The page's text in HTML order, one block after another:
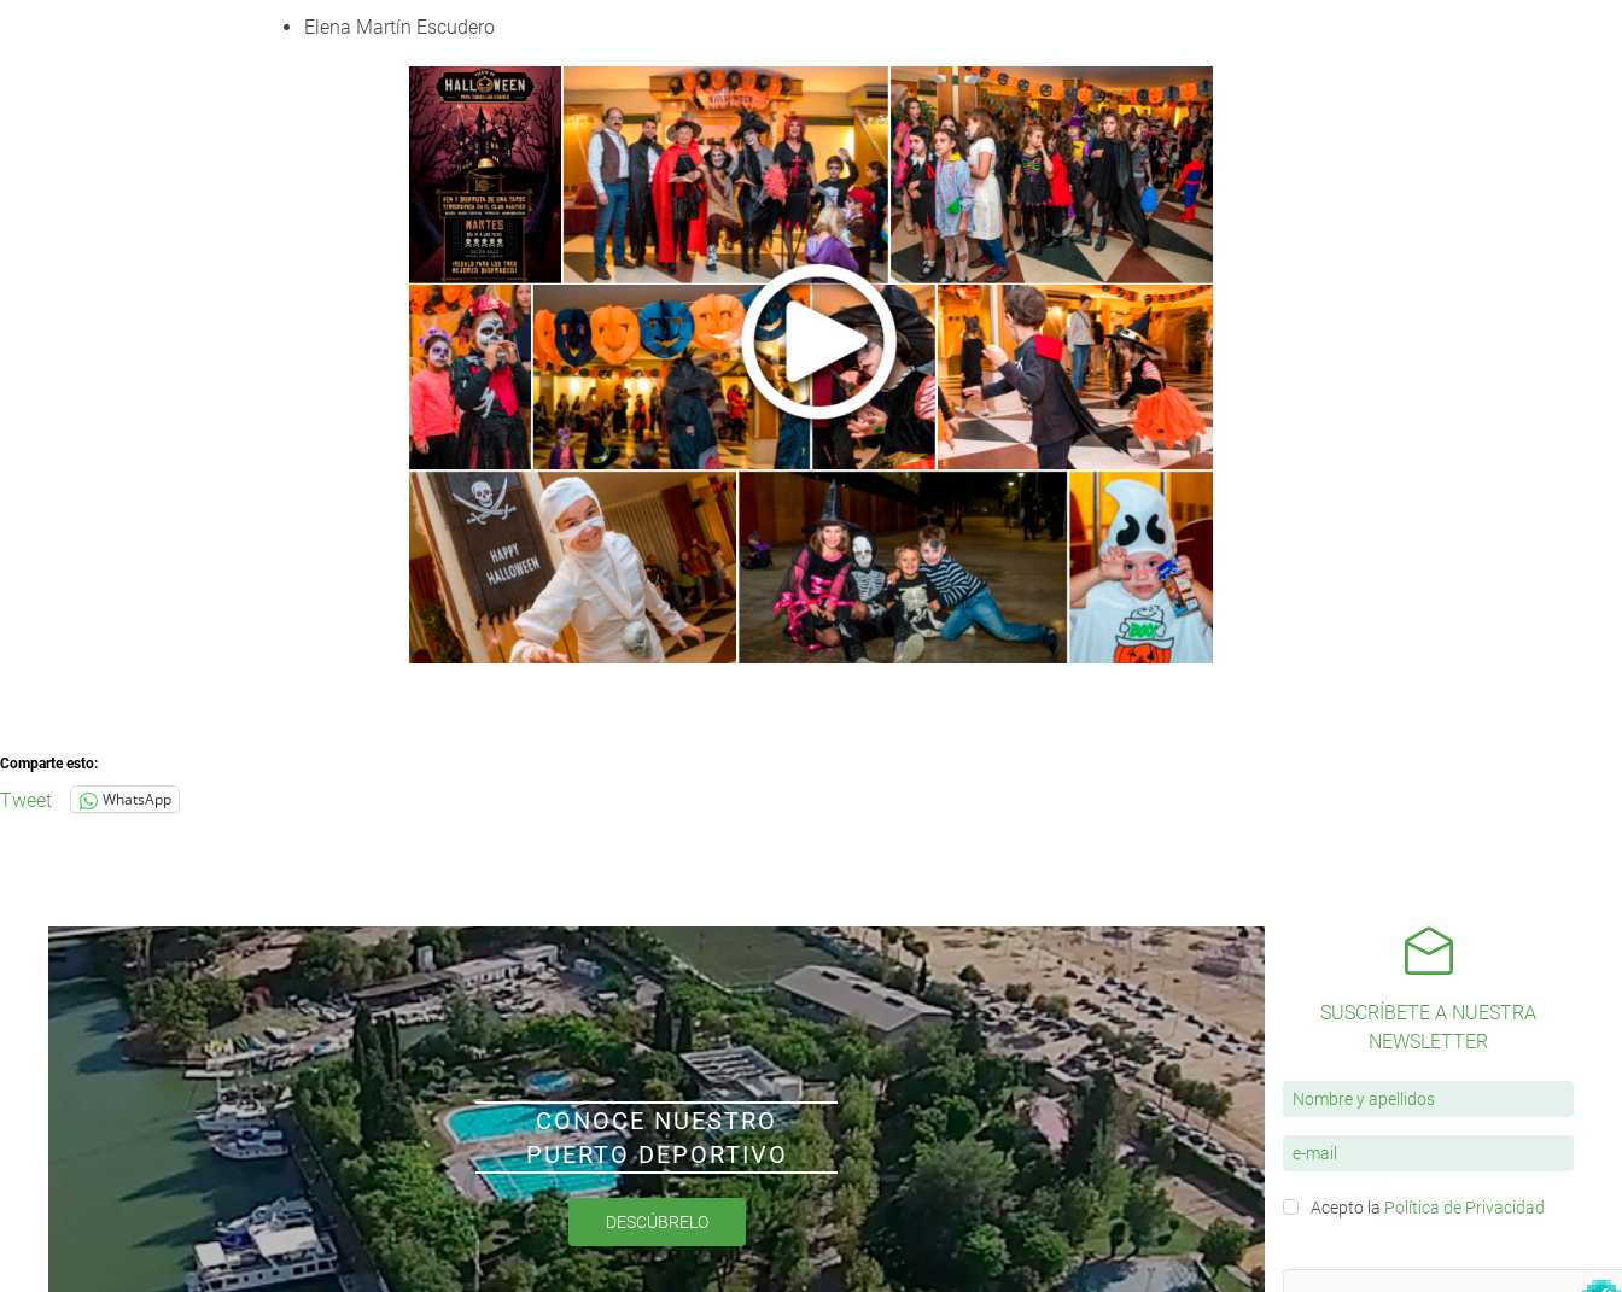
Elena Martín Escudero
Comparte esto:
Tweet WhatsApp
CONOCE NUESTRO
PUERTO DEPORTIVO
DESCÚBRELO
SUSCRÍBETE A NUESTRA
NEWSLETTER
Acepto la Política de Privacidad